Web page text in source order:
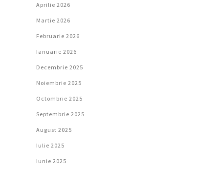
Aprilie 2026
Martie 2026
Februarie 2026
Ianuarie 2026
Decembrie 2025
Noiembrie 2025
Octombrie 2025
Septembrie 2025
August 2025
Iulie 2025
Iunie 2025